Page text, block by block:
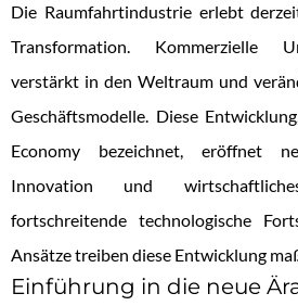
Die Raumfahrtindustrie erlebt
Transformation. Kommerzielle
verstärkt in den Weltraum und
Geschäftsmodelle. Diese
Economy bezeichnet, eröffnet
Innovation und
fortschreitende technologische
Ansätze treiben diese Entwicklung
Einführung in die neue